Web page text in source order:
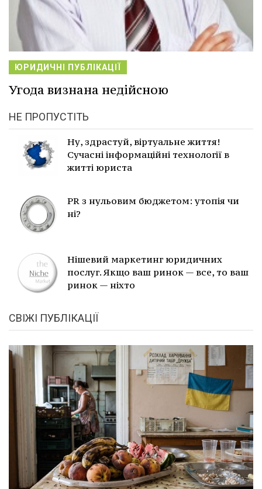
ЮРИДИЧНІ ПУБЛІКАЦІЇ
Угода визнана недійсною
НЕ ПРОПУСТІТЬ
Ну, здрастуй, віртуальне життя!
Сучасні інформаційні технології в
житті юриста
PR з нульовим бюджетом: утопія чи
ні?
Нішевий маркетинг юридичних
послуг. Якщо ваш ринок — все, то ваш
ринок — ніхто
СВІЖІ ПУБЛІКАЦІЇ